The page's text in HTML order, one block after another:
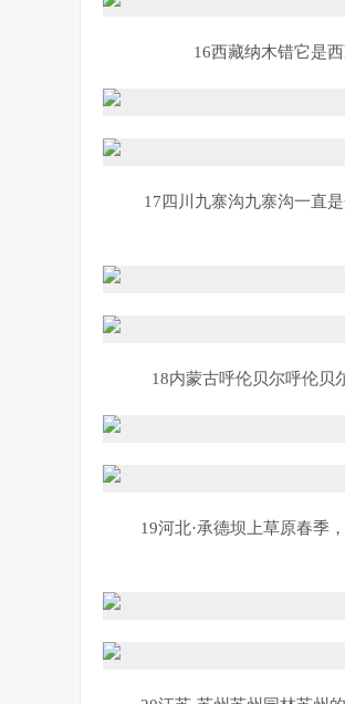
16西藏纳木错它是
17四川九寨沟九寨沟一直
18内蒙古呼伦贝尔呼伦贝
19河北·承德坝上草原春季